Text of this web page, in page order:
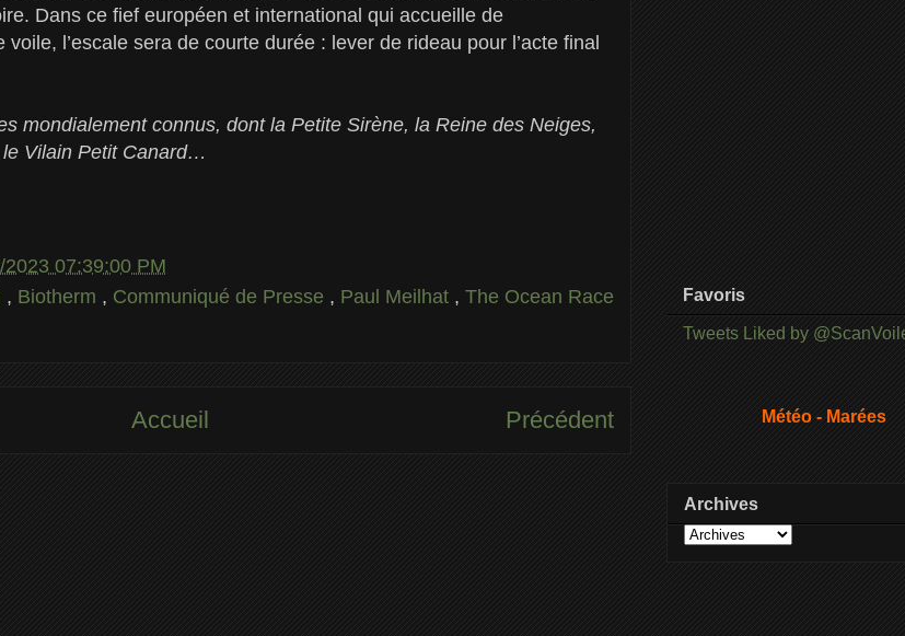
Dans ce fief européen et international qui accueille de
l’escale sera de courte durée : lever de rideau pour l’acte final
mondialement connus, dont la Petite Sirène, la Reine des Neiges,
Vilain Petit Canard…
2023 07:39:00 PM
, Biotherm , Communiqué de Presse , Paul Meilhat , The Ocean Race
Précédent
Accueil
Favoris
Tweets Liked by
Météo - Marées
Archives